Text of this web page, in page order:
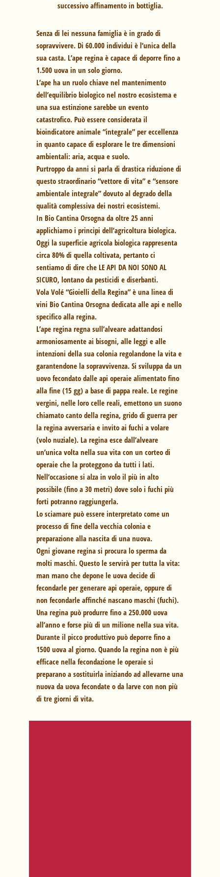
successivo affinamento in bottiglia.
Senza di lei nessuna famiglia è in grado di
sopravvivere. Di 60.000 individui è l’unica della
sua casta. L’ape regina è capace di deporre fino a
1.500 uova in un solo giorno.
L’ape ha un ruolo chiave nel mantenimento
dell’equilibrio biologico nel nostro ecosistema e
una sua estinzione sarebbe un evento
catastrofico. Può essere considerata il
bioindicatore animale “integrale” per eccellenza
in quanto capace di esplorare le tre dimensioni
ambientali: aria, acqua e suolo.
Purtroppo da anni si parla di drastica riduzione di
questo straordinario “vettore di vita” e “sensore
ambientale integrale” dovuto al degrado della
qualità complessiva dei nostri ecosistemi.
In Bio Cantina Orsogna da oltre 25 anni
applichiamo i principi dell’agricoltura biologica.
Oggi la superficie agricola biologica rappresenta
circa 80% di quella coltivata, pertanto ci
sentiamo di dire che LE API DA NOI SONO AL
SICURO, lontano da pesticidi e diserbanti.
Vola Volé “Gioielli della Regina” è una linea di
vini Bio Cantina Orsogna dedicata alle api e nello
specifico alla regina.
L’ape regina regna sull’alveare adattandosi
armoniosamente ai bisogni, alle leggi e alle
intenzioni della sua colonia regolandone la vita e
garantendone la sopravvivenza. Si sviluppa da un
uovo fecondato dalle api operaie alimentato fino
alla fine (15 gg) a base di pappa reale. Le regine
vergini, nelle loro celle reali, emettono un suono
chiamato canto della regina, grido di guerra per
la regina avversaria e invito ai fuchi a volare
(volo nuziale). La regina esce dall’alveare
un’unica volta nella sua vita con un corteo di
operaie che la proteggono da tutti i lati.
Nell’occasione si alza in volo il più in alto
possibile (fino a 30 metri) dove solo i fuchi più
forti potranno raggiungerla.
Lo sciamare può essere interpretato come un
processo di fine della vecchia colonia e
preparazione alla nascita di una nuova.
Ogni giovane regina si procura lo sperma da
molti maschi. Questo le servirà per tutta la vita:
man mano che depone le uova decide di
fecondarle per generare api operaie, oppure di
non fecondarle affinché nascano maschi (fuchi).
Una regina può produrre fino a 250.000 uova
all’anno e forse più di un milione nella sua vita.
Durante il picco produttivo può deporre fino a
1500 uova al giorno. Quando la regina non è più
efficace nella fecondazione le operaie si
preparano a sostituirla iniziando ad allevarne una
nuova da uova fecondate o da larve con non più
di tre giorni di vita.